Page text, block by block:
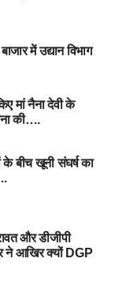
में उद्यान विभाग
मां नैना देवी के
की….
बीच खूनी संघर्ष का
और डीजीपी
ने आखिर क्यों DGP